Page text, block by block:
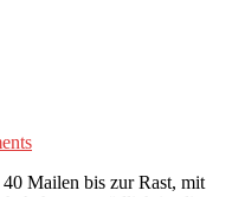
Mailen bis zur Rast, mit